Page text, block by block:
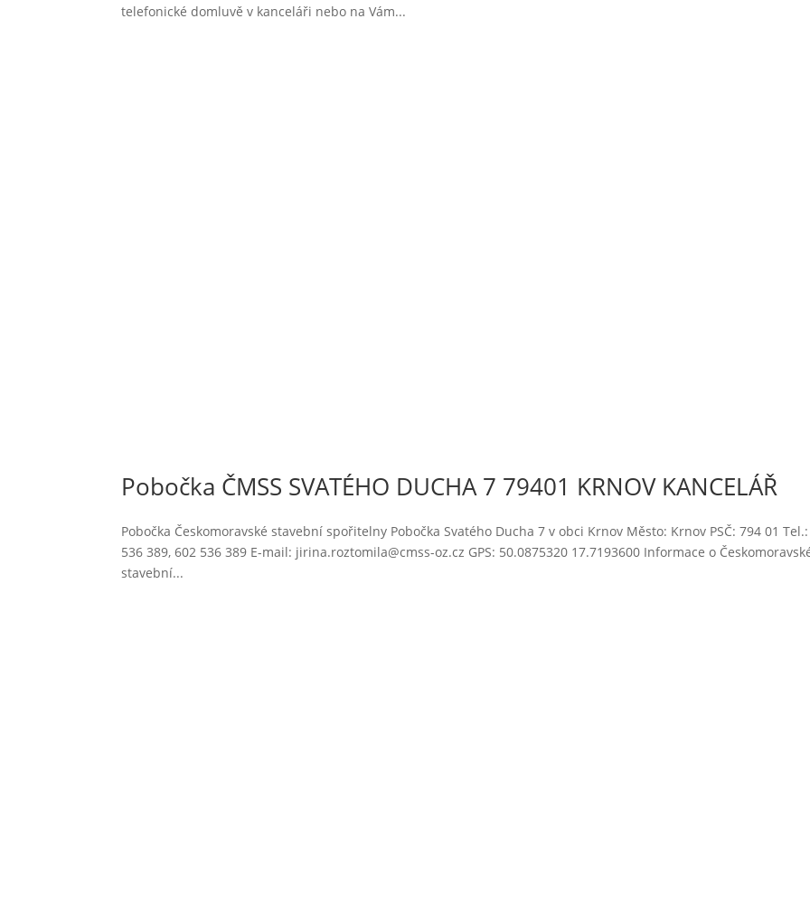
telefonické domluvě v kanceláři nebo na Vám...
Pobočka ČMSS SVATÉHO DUCHA 7 79401 KRNOV KANCELÁŘ
Pobočka Českomoravské stavební spořitelny Pobočka Svatého Ducha 7 v obci Krnov Město: Krnov PSČ: 794 01
536 389, 602 536 389 E-mail: jirina.roztomila@cmss-oz.cz GPS: 50.0875320 17.7193600 Informace o
stavební...